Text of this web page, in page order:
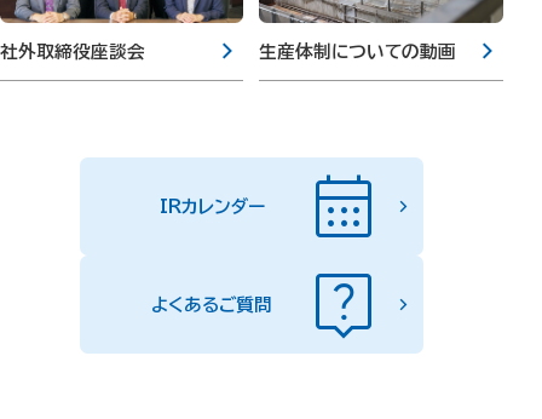
社外取締役座談会 生産体制についての動画
IRカレンダー calendar_month
よくあるご質問 live_help